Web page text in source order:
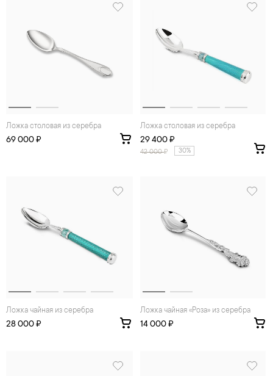
Ложка столовая из серебра
69 000 ₽
Ложка столовая из серебра
29 400 ₽
42 000₽ 30%
Ложка чайная из серебра
28 000 ₽
Ложка чайная «Роза» из серебра
14 000 ₽